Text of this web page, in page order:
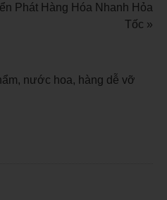
Phát Hàng Hóa Nhanh Hỏa
Tốc »
nước hoa, hàng dễ vỡ